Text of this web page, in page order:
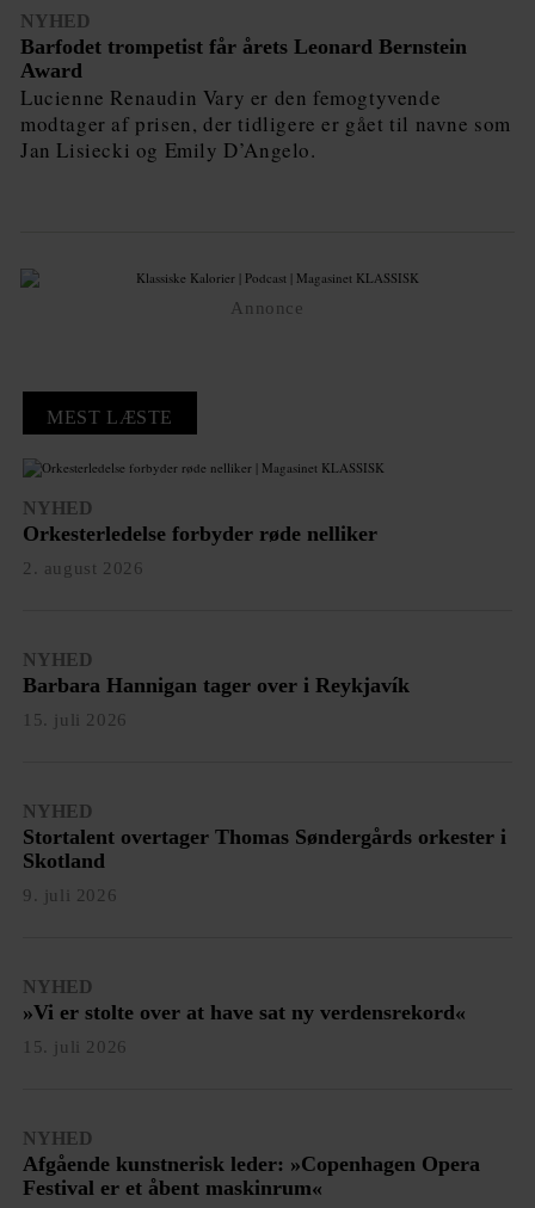
NYHED
Barfodet trompetist får årets Leonard Bernstein
Award
Lucienne Renaudin Vary er den femogtyvende
modtager af prisen, der tidligere er gået til navne som
Jan Lisiecki og Emily D’Angelo.
Annonce
MEST LÆSTE
NYHED
Orkesterledelse forbyder røde nelliker
2. august 2026
NYHED
Barbara Hannigan tager over i Reykjavík
15. juli 2026
NYHED
Stortalent overtager Thomas Søndergårds orkester i
Skotland
9. juli 2026
NYHED
»Vi er stolte over at have sat ny verdensrekord«
15. juli 2026
NYHED
Afgående kunstnerisk leder: »Copenhagen Opera
Festival er et åbent maskinrum«